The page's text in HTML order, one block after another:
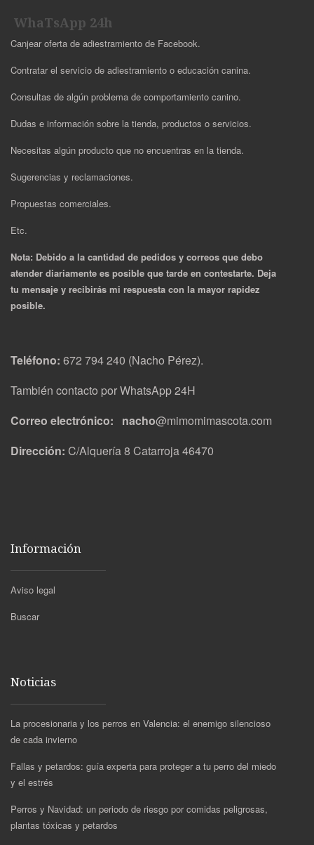
WhaTsApp 24h
Canjear oferta de adiestramiento de Facebook.
Contratar el servicio de adiestramiento o educación canina.
Consultas de algún problema de comportamiento canino.
Dudas e información sobre la tienda, productos o servicios.
Necesitas algún producto que no encuentras en la tienda.
Sugerencias y reclamaciones.
Propuestas comerciales.
Etc.
Nota: Debido a la cantidad de pedidos y correos que debo
atender diariamente es posible que tarde en contestarte. Deja
tu mensaje y recibirás mi respuesta con la mayor rapidez
posible.
Teléfono: 672 794 240 (Nacho Pérez).
También contacto por WhatsApp 24H
Correo electrónico: nacho@mimomimascota.com
Dirección: C/Alquería 8 Catarroja 46470
Información
Aviso legal
Buscar
Noticias
La procesionaria y los perros en Valencia: el enemigo silencioso
de cada invierno
Fallas y petardos: guía experta para proteger a tu perro del miedo
y el estrés
Perros y Navidad: un periodo de riesgo por comidas peligrosas,
plantas tóxicas y petardos